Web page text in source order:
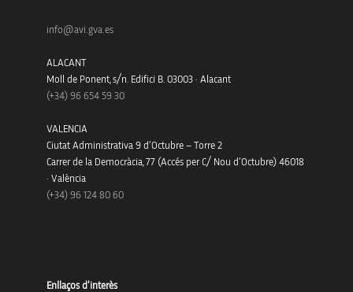
info@avi.gva.es
ALACANT
Moll de Ponent, s/n. Edifici B. 03003 · Alacant
(+34) 96 654 59 30
VALENCIA
Ciutat Administrativa 9 d’Octubre – Torre 2
Carrer de la Democràcia, 77 (Accés per C/ Nou d’Octubre) 46018
· València
(+34) 96 124 80 60
Enllaços d’interès